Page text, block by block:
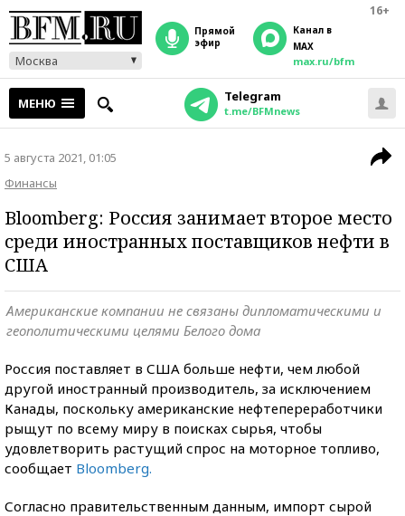
16+
Москва
прямой
эфир
Канал в
MAX
max.ru/bfm
МЕНЮ Telegram
t.me/BFMnews
5 августа 2021, 01:05
Финансы
Bloomberg: Россия занимает второе место
среди иностранных поставщиков нефти в
США
Американские компании не связаны дипломатическими и
геополитическими целями Белого дома
Россия поставляет в США больше нефти, чем любой
другой иностранный производитель, за исключением
Канады, поскольку американские нефтепереработчики
рыщут по всему миру в поисках сырья, чтобы
удовлетворить растущий спрос на моторное топливо,
сообщает Bloomberg.
Согласно правительственным данным, импорт сырой